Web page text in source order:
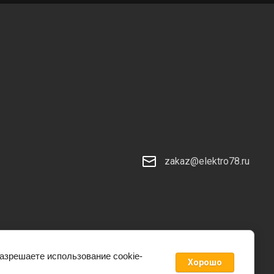
zakaz@elektro78.ru
использование cookie-
Хорошо